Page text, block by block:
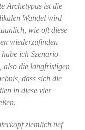
Archetypus ist die
Wandel wird
wie oft diese
wiederzufinden
ich Szenario-
also die langfristigen
dass sich die
in diese vier
ziemlich tief